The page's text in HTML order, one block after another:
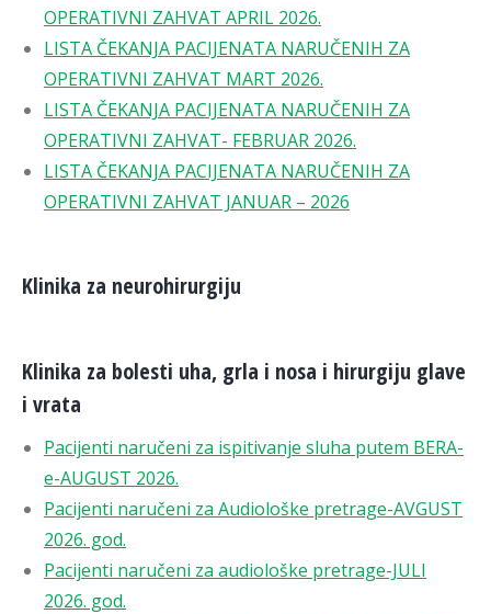
OPERATIVNI ZAHVAT APRIL 2026.
LISTA ČEKANJA PACIJENATA NARUČENIH ZA
OPERATIVNI ZAHVAT MART 2026.
LISTA ČEKANJA PACIJENATA NARUČENIH ZA
OPERATIVNI ZAHVAT- FEBRUAR 2026.
LISTA ČEKANJA PACIJENATA NARUČENIH ZA
OPERATIVNI ZAHVAT JANUAR – 2026
Klinika za neurohirurgiju
Klinika za bolesti uha, grla i nosa i hirurgiju glave
i vrata
Pacijenti naručeni za ispitivanje sluha putem BERA-
e-AUGUST 2026.
Pacijenti naručeni za Audiološke pretrage-AVGUST
2026. god.
Pacijenti naručeni za audiološke pretrage-JULI
2026. god.